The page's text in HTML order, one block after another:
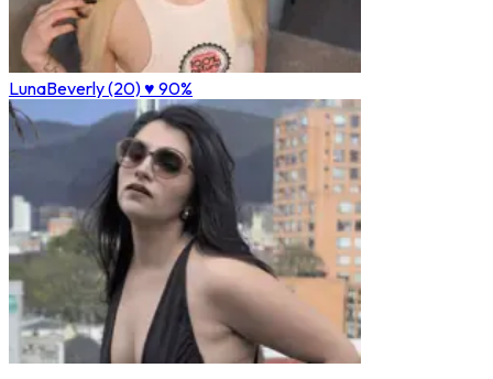
LunaBeverly (20)♥ 90%